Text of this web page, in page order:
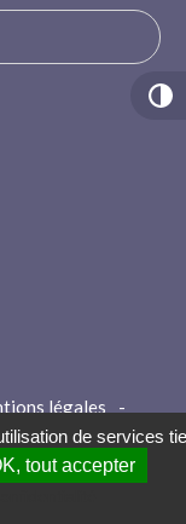
légales
-
de services
tout accepter